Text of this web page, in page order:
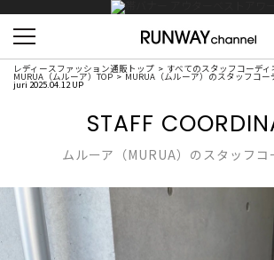
レディースファッション通販トップ すべてのスタッフコーディ
MURUA（ムルーア）TOP MURUA（ムルーア）のスタッフコー
juri 2025.04.12 UP
STAFF
ムルーア（MURUA）のスタッフコ